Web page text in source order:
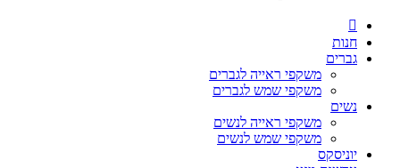
חנות
גברים
משקפי ראייה לגברים
משקפי שמש לגברים
נשים
משקפי ראייה לנשים
משקפי שמש לנשים
יוניסקס